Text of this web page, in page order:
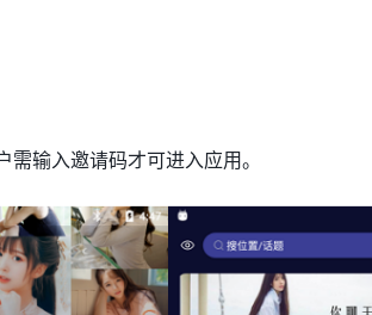
输入邀请码才可进入应用。